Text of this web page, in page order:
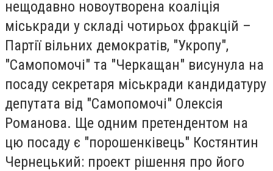
нещодавно новоутворена коаліція
міськради у складі чотирьох фракцій –
Партії вільних демократів, "Укропу",
"Самопомочі" та "Черкащан" висунула на
посаду секретаря міськради кандидатуру
депутата від "Самопомочі" Олексія
Романова. Ще одним претендентом на
цю посаду є "порошенківець" Костянтин
Чернецький: проект рішення про його